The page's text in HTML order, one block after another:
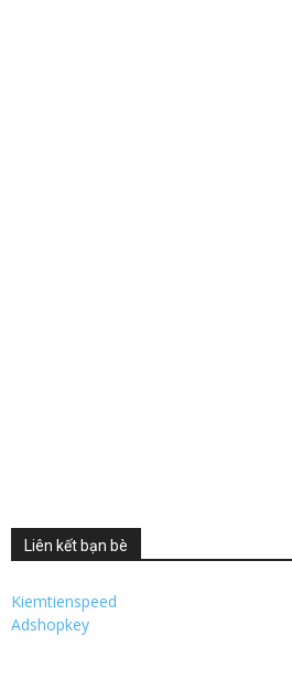
Liên kết bạn bè
Kiemtienspeed
Adshopkey